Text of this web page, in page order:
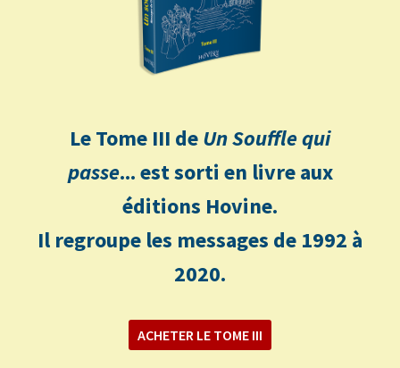
Le Tome III deUn Souffle qui
passe... est sorti en livre aux
éditions Hovine.
Il regroupe les messages de 1992 à
2020.
ACHETER LE TOME III